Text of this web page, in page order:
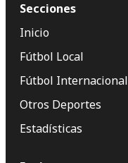
Secciones
Inicio
Fútbol Local
Fútbol Internacional
Otros Deportes
Estadísticas